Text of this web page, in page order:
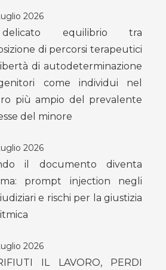
2026
equilibrio tra
di percorsi terapeutici
di autodeterminazione
come individui nel
più ampio del prevalente
del minore
2026
il documento diventa
prompt injection negli
e rischi per la giustizia
2026
IL LAVORO, PERDI